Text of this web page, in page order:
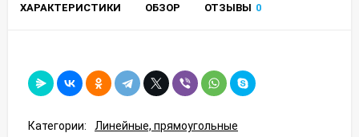
ХАРАКТЕРИСТИКИ ОБЗОР ОТЗЫВЫ 0
Категории:
Линейные, прямоугольные